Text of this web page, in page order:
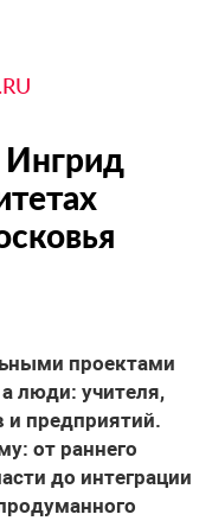
проектами
люди: учителя,
и предприятий.
от раннего
до интеграции